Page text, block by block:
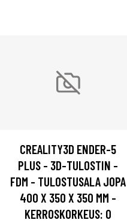
CREALITY3D ENDER-5
PLUS - 3D-TULOSTIN -
FDM - TULOSTUSALA JOPA
400 X 350 X 350 MM -
KERROSKORKEUS: 0